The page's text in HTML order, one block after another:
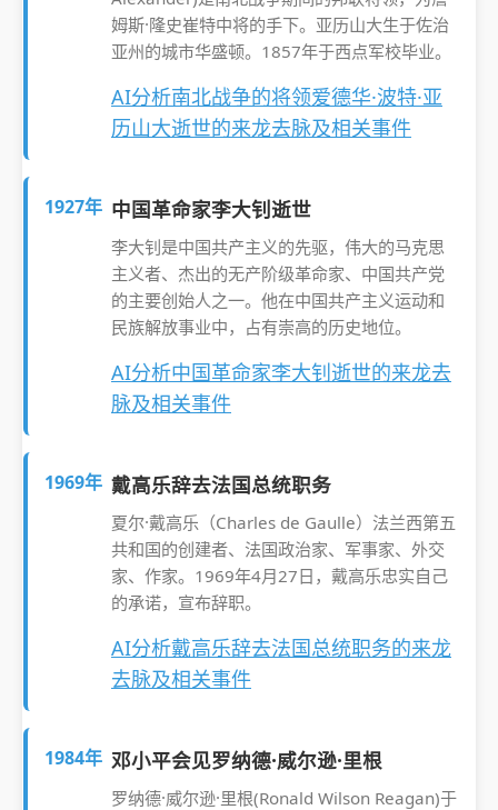
姆斯·隆史崔特中将的手下。亚历山大生于佐治
亚州的城市华盛顿。1857年于西点军校毕业。
AI分析南北战争的将领爱德华·波特·亚
历山大逝世的来龙去脉及相关事件
1927年 中国革命家李大钊逝世
李大钊是中国共产主义的先驱，伟大的马克思
主义者、杰出的无产阶级革命家、中国共产党
的主要创始人之一。他在中国共产主义运动和
民族解放事业中，占有崇高的历史地位。
AI分析中国革命家李大钊逝世的来龙去
脉及相关事件
1969年 戴高乐辞去法国总统职务
夏尔·戴高乐（Charles de Gaulle）法兰西第五
共和国的创建者、法国政治家、军事家、外交
家、作家。1969年4月27日，戴高乐忠实自己
的承诺，宣布辞职。
AI分析戴高乐辞去法国总统职务的来龙
去脉及相关事件
1984年 邓小平会见罗纳德·威尔逊·里根
罗纳德·威尔逊·里根(Ronald Wilson Reagan)于